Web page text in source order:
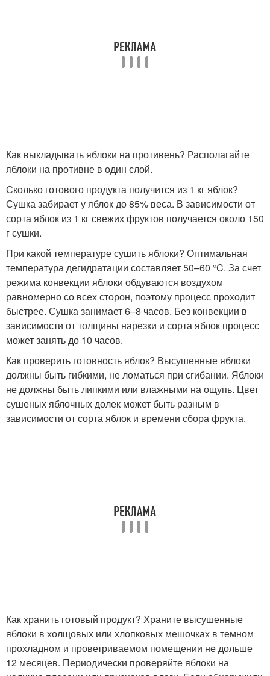
Как выкладывать яблоки на противень? Располагайте
яблоки на противне в один слой.
Сколько готового продукта получится из 1 кг яблок?
Сушка забирает у яблок до 85% веса. В зависимости от
сорта яблок из 1 кг свежих фруктов получается около 150
г сушки.
При какой температуре сушить яблоки? Оптимальная
температура дегидратации составляет 50–60 °C. За счет
режима конвекции яблоки обдуваются воздухом
равномерно со всех сторон, поэтому процесс проходит
быстрее. Сушка занимает 6–8 часов. Без конвекции в
зависимости от толщины нарезки и сорта яблок процесс
может занять до 10 часов.
Как проверить готовность яблок? Высушенные яблоки
должны быть гибкими, не ломаться при сгибании. Яблоки
не должны быть липкими или влажными на ощупь. Цвет
сушеных яблочных долек может быть разным в
зависимости от сорта яблок и времени сбора фрукта.
Как хранить готовый продукт? Храните высушенные
яблоки в холщовых или хлопковых мешочках в темном
прохладном и проветриваемом помещении не дольше
12 месяцев. Периодически проверяйте яблоки на